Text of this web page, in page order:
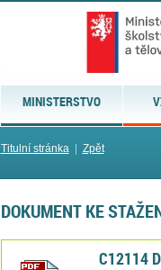
MINISTERSTVO
Titulní stránka| Zpět
DOKUMENT KE
C12114